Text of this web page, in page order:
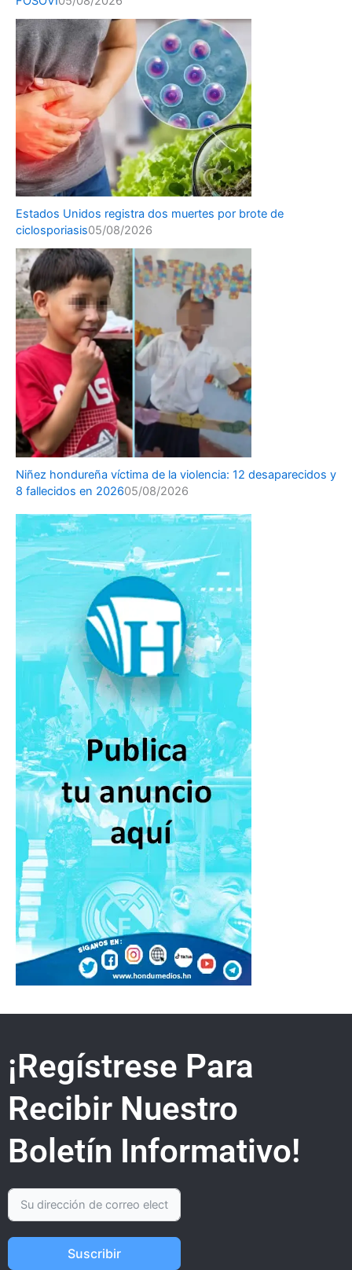
Estados Unidos registra dos muertes por brote de
ciclosporiasis05/08/2026
Niñez hondureña víctima de la violencia: 12 desaparecidos y
8 fallecidos en 202605/08/2026
¡Regístrese Para
Recibir Nuestro
Boletín Informativo!
Suscribir